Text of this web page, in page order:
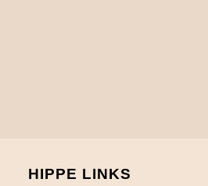
HIPPE LINKS